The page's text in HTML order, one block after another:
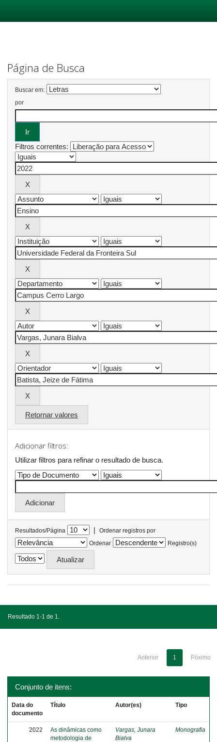
Página de Busca
Buscar em:
por
Filtros correntes:
Retornar valores
Adicionar filtros:
Utilizar filtros para refinar o resultado de busca.
Resultados/Página |
Ordenar registros por
Ordenar
Registro(s)
Resultado 1-1 de 1.
Anterior 1 Póximo
Conjunto de itens:
Data do
documento
Título Autor(es) Tipo
2022
As dinâmicas como
metodologia de
Vargas, Junara
Bialva
Monografia